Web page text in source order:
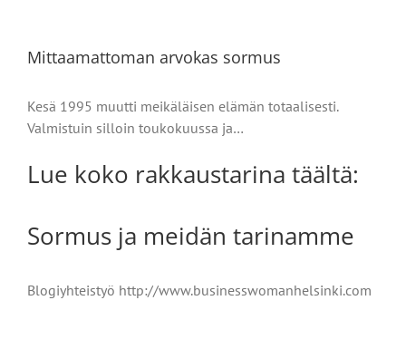
Mittaamattoman arvokas sormus
Kesä 1995 muutti meikäläisen elämän totaalisesti.
Valmistuin silloin toukokuussa ja…
Lue koko rakkaustarina täältä:
Sormus ja meidän tarinamme
Blogiyhteistyö http://www.businesswomanhelsinki.com